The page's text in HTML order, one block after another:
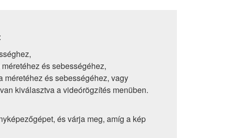
és sebességéhez,
méretéhez és sebességéhez, vagy
kiválasztva a videórögzítés menüben.
és várja meg, amíg a kép